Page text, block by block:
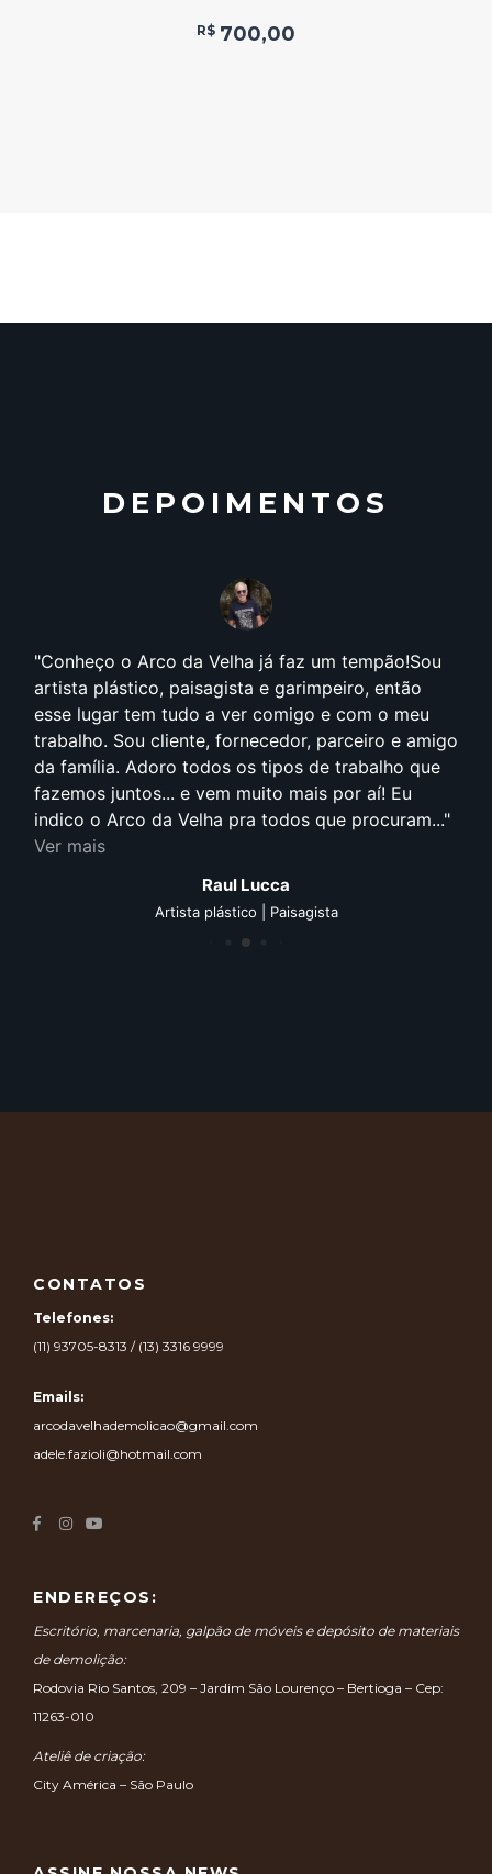
R$ 700,00
DEPOIMENTOS
Conheço o Arco da Velha já faz um tempão!Sou
artista plástico, paisagista e garimpeiro, então
esse lugar tem tudo a ver comigo e com o meu
trabalho. Sou cliente, fornecedor, parceiro e amigo
da família. Adoro todos os tipos de trabalho que
fazemos juntos... e vem muito mais por aí! Eu
indico o Arco da Velha pra todos que procuram...
Ver mais
Raul Lucca
Artista plástico | Paisagista
CONTATOS
Telefones:
(11) 93705-8313 / (13) 3316 9999
Emails:
arcodavelhademolicao@gmail.com
adele.fazioli@hotmail.com
ENDEREÇOS:
Escritório, marcenaria, galpão de móveis e depósito de materiais
de demolição:
Rodovia Rio Santos, 209 – Jardim São Lourenço – Bertioga – Cep:
11263-010
Ateliê de criação:
City América – São Paulo